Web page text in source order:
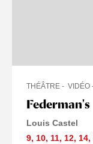
Federman's
THÉÂTRE VIDÉO
Louis Castel
9, 10, 11, 12, 14,